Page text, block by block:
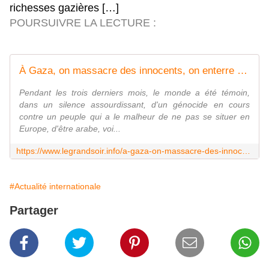
richesses gazières […]
POURSUIVRE LA LECTURE :
À Gaza, on massacre des innocents, on enterre notre humanité... -- Hassan TARFAOUI
Pendant les trois derniers mois, le monde a été témoin,
dans un silence assourdissant, d'un génocide en cours
contre un peuple qui a le malheur de ne pas se situer en
Europe, d'être arabe, voi...
#Actualité internationale
Partager